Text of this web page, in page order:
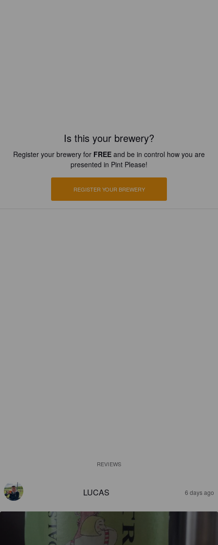
Is this your brewery?
Register your brewery for FREE and be in control how you are
presented in Pint Please!
REGISTER YOUR BREWERY
REVIEWS
LUCAS 6 days ago